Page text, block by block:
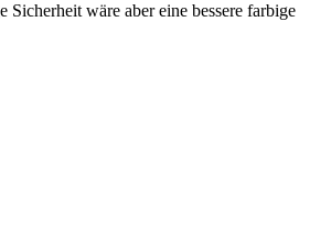
wäre aber eine bessere farbige